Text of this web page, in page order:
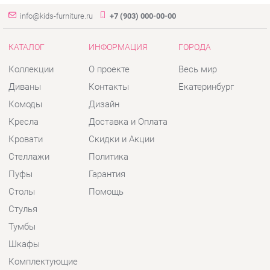
Кресла
Стеллажи
Пуфы
Столы
Стулья
Тумбы
Шкафы
Комплектующие
Доставка и Оплата
Политика
Гарантия
Помощь
Шоурум и склад самовывоза
Адрес: г. Екатеринбург, пер.